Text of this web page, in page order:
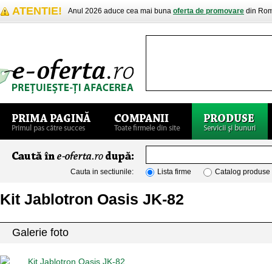
ATENTIE! Anul 2026 aduce cea mai buna oferta de promovare din
Cauta in sectiunile: Lista firme Catalog produse
Kit Jablotron Oasis JK-82
Galerie foto